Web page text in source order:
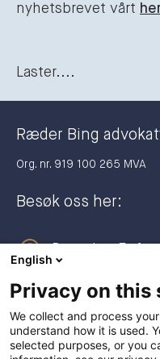
nyhetsbrevet vårt
Laster....
Ræder Bing
Org. nr. 919 100 265 MVA
Besøk oss her:
Postadresse:
Postboks 2944
English
Privacy on this
We collect and process
understand how it is used.
selected purposes, or you